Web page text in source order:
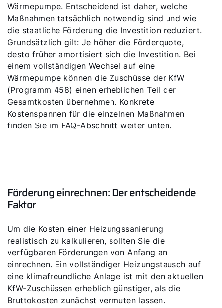
Wärmepumpe. Entscheidend ist daher, welche
Maßnahmen tatsächlich notwendig sind und wie
die staatliche Förderung die Investition reduziert.
Grundsätzlich gilt: Je höher die Förderquote,
desto früher amortisiert sich die Investition. Bei
einem vollständigen Wechsel auf eine
Wärmepumpe können die Zuschüsse der KfW
(Programm 458) einen erheblichen Teil der
Gesamtkosten übernehmen. Konkrete
Kostenspannen für die einzelnen Maßnahmen
finden Sie im FAQ-Abschnitt weiter unten.
Förderung einrechnen: Der entscheidende
Faktor
Um die Kosten einer Heizungssanierung
realistisch zu kalkulieren, sollten Sie die
verfügbaren Förderungen von Anfang an
einrechnen. Ein vollständiger Heizungstausch auf
eine klimafreundliche Anlage ist mit den aktuellen
KfW-Zuschüssen erheblich günstiger, als die
Bruttokosten zunächst vermuten lassen.